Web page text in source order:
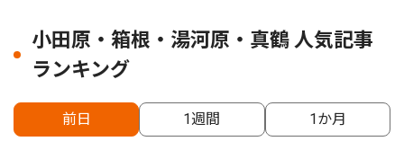
小田原・箱根・湯河原・真鶴 人気記事
ランキング
前日 1週間 1か月